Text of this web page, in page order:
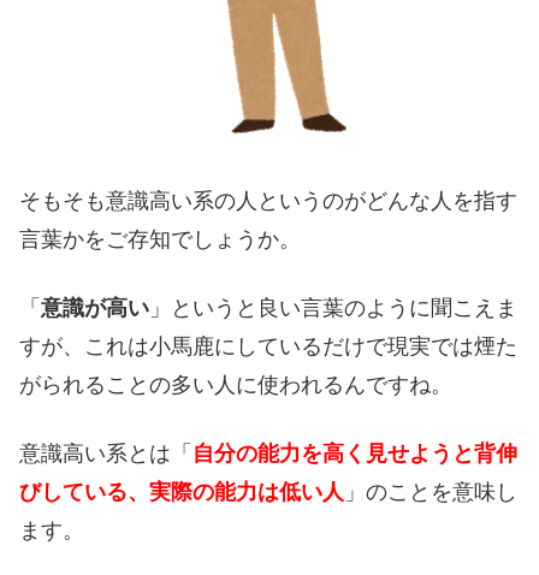
そもそも意識高い系の人というのがどんな人を指す
言葉かをご存知でしょうか。
「 意識が高い 」というと良い言葉のように聞こえま
すが、これは小馬鹿にしているだけで現実では煙た
がられることの多い人に使われるんですね。
意識高い系とは「 自分の能力を高く見せようと背伸
びしている、実際の能力は低い人 」のことを意味し
ます。